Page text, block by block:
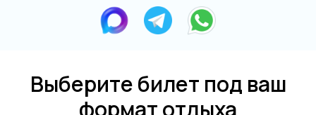
Выберите билет под ваш